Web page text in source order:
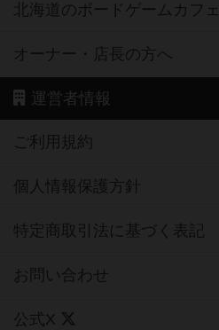
北海道のボードゲームカフェ
オーナー・店長の方へ
運営者情報
ご利用規約
個人情報保護方針
特定商取引法に基づく表記
お問い合わせ
公式X